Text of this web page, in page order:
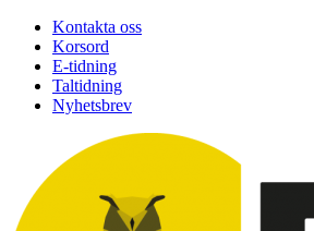
Kontakta oss
Korsord
E-tidning
Taltidning
Nyhetsbrev